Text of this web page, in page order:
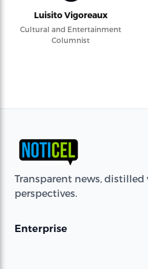
Luisito Vigoreaux
Cultural and Entertainment
Columnist
Transparent news, distilled
perspectives.
Enterprise